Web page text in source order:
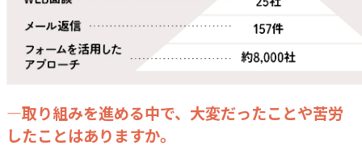
―取り組みを進める中で、大変だったことや苦労
したことはありますか。